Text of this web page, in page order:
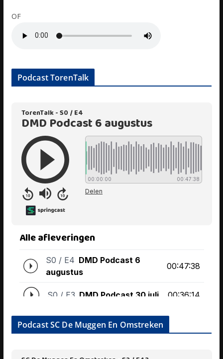
OF
Podcast TorenTalk
Podcast SC De Muggen En Omstreken